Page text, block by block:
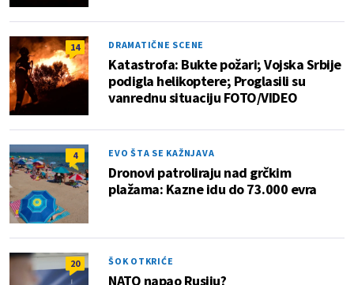
14 DRAMATIČNE SCENE
Katastrofa: Bukte požari; Vojska Srbije
podigla helikoptere; Proglasili su
vanrednu situaciju FOTO/VIDEO
4 EVO ŠTA SE KAŽNJAVA
Dronovi patroliraju nad grčkim
plažama: Kazne idu do 73.000 evra
20 ŠOK OTKRIĆE
NATO napao Rusiju?